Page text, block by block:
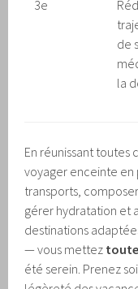
3e
de
la
En réunissant toutes
voyager enceinte
transports,
gérer hydratation et
destinations
— vous mettez
été serein. Prenez